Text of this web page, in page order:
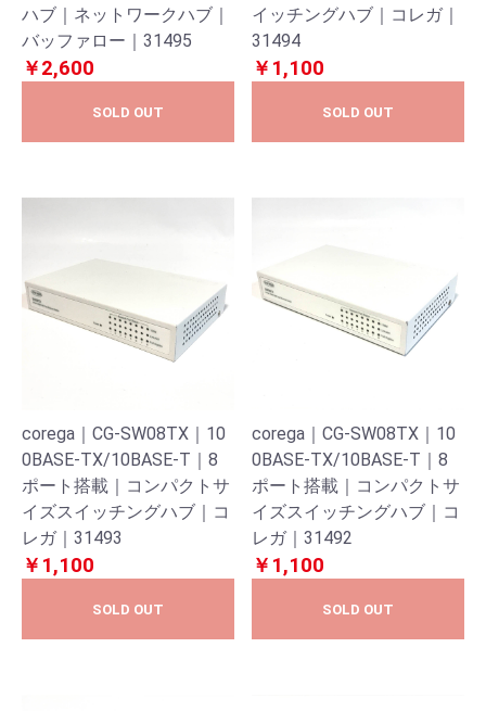
ハブ｜ネットワークハブ｜
バッファロー｜31495
￥2,600
SOLD OUT
イッチングハブ｜コレガ｜
31494
￥1,100
SOLD OUT
corega｜CG-SW08TX｜10
0BASE-TX/10BASE-T｜8
ポート搭載｜コンパクトサ
イズスイッチングハブ｜コ
レガ｜31493
￥1,100
SOLD OUT
corega｜CG-SW08TX｜10
0BASE-TX/10BASE-T｜8
ポート搭載｜コンパクトサ
イズスイッチングハブ｜コ
レガ｜31492
￥1,100
SOLD OUT